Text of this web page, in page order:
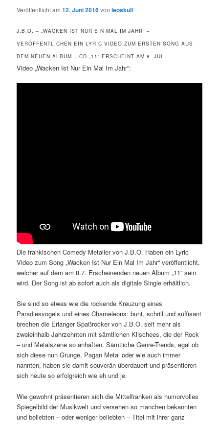
Veröffentlicht am12. Juni 2016vonleoskull
J.B.O. – „WACKEN IST NUR EIN MAL IM JAHR“ –
VERÖFFENTLICHEN EIN LYRIC VIDEO ZUM ERSTEN SONG AUS
DEM NEUEN ALBUM – CD „11“ ERSCHEINT AM 8. JULI
Video „Wacken Ist Nur Ein Mal Im Jahr”:
Die fränkischen Comedy Metaller von J.B.O. Haben ein Lyric
Video zum Song „Wacken Ist Nur Ein Mal Im Jahr“ veröffentlicht,
welcher auf dem am 8.7. Erscheinenden neuen Album „11“ sein
wird. Der Song ist ab sofort auch als digitale Single erhältlich.
Sie sind so etwas wie die rockende Kreuzung eines
Paradiesvogels und eines Chameleons: bunt, schrill und süffisant
brechen die Erlanger Spaßrocker von J.B.O. seit mehr als
zweieinhalb Jahrzehnten mit sämtlichen Klischees, die der Rock
– und Metalszene so anhaften. Sämtliche Genre-Trends, egal ob
sich diese nun Grunge, Pagan Metal oder wie auch immer
nannten, haben sie damit souverän überdauert und präsentieren
sich heute so erfolgreich wie eh und je.
Wie gewohnt präsentieren sich die Mittelfranken als humorvolles
Spiegelbild der Musikwelt und versehen so manchen bekannten
und beliebten – oder weniger beliebten – Titel mit ihrer ganz